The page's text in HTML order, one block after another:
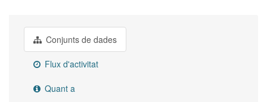
Conjunts de dades
Flux d'activitat
Quant a